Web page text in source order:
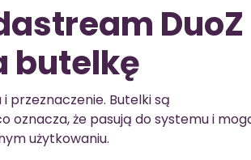
DuoZ
butelkę
Butelki są
oznacza, że pasują do systemu i
użytkowaniu.